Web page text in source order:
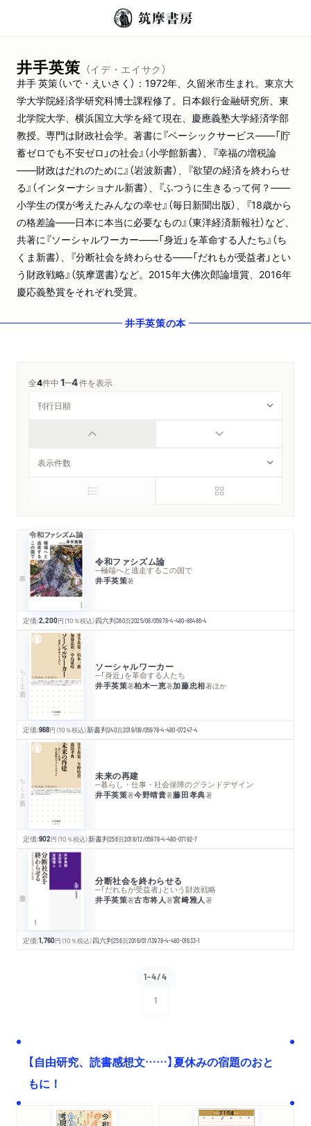
井手英策 （イデ・エイサク）
井手 英策（いで・えいさく）：1972年、久留米市生まれ。東京大
学大学院経済学研究科博士課程修了。日本銀行金融研究所、東
北学院大学、横浜国立大学を経て現在、慶應義塾大学経済学部
教授。専門は財政社会学。著書に『ベーシックサービス――「貯
蓄ゼロでも不安ゼロ」の社会』（小学館新書）、『幸福の増税論
――財政はだれのために』（岩波新書）、『欲望の経済を終わらせ
る』（インターナショナル新書）、『ふつうに生きるって何？――
小学生の僕が考えたみんなの幸せ』（毎日新聞出版）、『18歳から
の格差論――日本に本当に必要なもの』（東洋経済新報社）など、
共著に『ソーシャルワーカー――「身近」を革命する人たち』（ち
くま新書）、『分断社会を終わらせる――「だれもが受益者」とい
う財政戦略』（筑摩選書）など。2015年大佛次郎論壇賞、2016年
慶応義塾賞をそれぞれ受賞。
井手英策の本
全4件中1─4件を表示
令和ファシズム論
─極端へと逃走するこの国で
井手英策著
定価:2,200円 （10％税込）四六判360頁2025/08/05978-4-480-86486-4
ちくま新書 ソーシャルワーカー
─「身近」を革命する人たち
井手英策著柏木一恵著加藤忠相著ほか
定価:968円 （10％税込）新書判240頁2019/09/05978-4-480-07247-4
ちくま新書 未来の再建
─暮らし・仕事・社会保障のグランドデザイン
井手英策著今野晴貴著藤田孝典著
定価:902円 （10％税込）新書判256頁2018/12/05978-4-480-07192-7
分断社会を終わらせる
─「だれもが受益者」という財政戦略
井手英策著古市将人著宮﨑雅人著
定価:1,760円 （10％税込）四六判256頁2016/01/13978-4-480-01633-1
1-4/4
1
【自由研究、読書感想文……】夏休みの宿題のおと
もに！